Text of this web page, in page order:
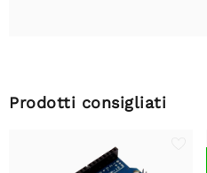
Prodotti consigliati